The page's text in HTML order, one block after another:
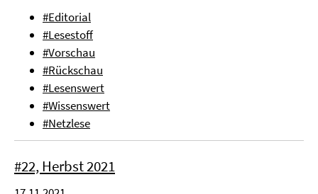
#Editorial
#Lesestoff
#Vorschau
#Rückschau
#Lesenswert
#Wissenswert
#Netzlese
#22, Herbst 2021